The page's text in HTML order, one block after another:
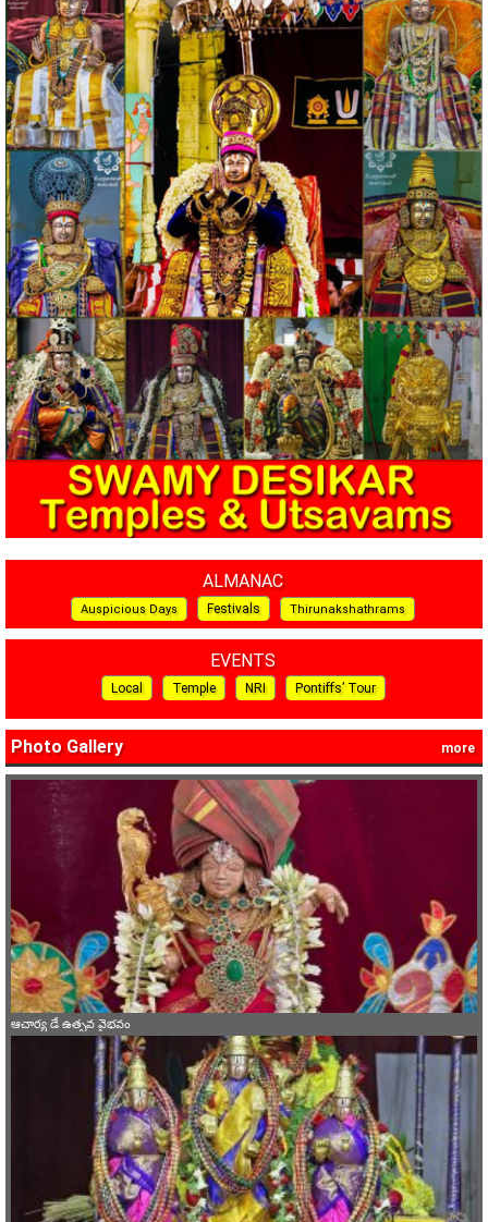
ALMANAC
Auspicious Days Festivals Thirunakshathrams
EVENTS
Local Temple NRI Pontiffs’ Tour
Photo Gallery more
ఆచార్య డే ఉత్సవ వైభవం